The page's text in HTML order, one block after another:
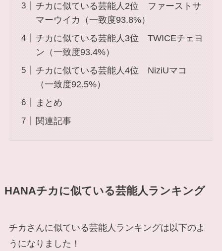
チカに似ている芸能人2位 ファーストサ
マーウイカ（一致度93.8%）
チカに似ている芸能人3位 TWICEチェヨ
ン（一致度93.4%）
チカに似ている芸能人4位 NiziUマコ
（一致度92.5%）
まとめ
関連記事
HANAチカに似ている芸能人ランキング
チカさんに似ている芸能人ランキングは以下のよ
うになりました！